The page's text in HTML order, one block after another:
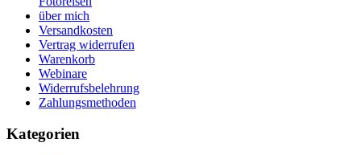
über mich
Versandkosten
Vertrag widerrufen
Warenkorb
Webinare
Widerrufsbelehrung
Zahlungsmethoden
Kategorien